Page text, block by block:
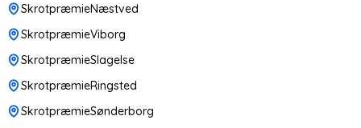
SkrotpræmieNæstved
SkrotpræmieViborg
SkrotpræmieSlagelse
SkrotpræmieRingsted
SkrotpræmieSønderborg